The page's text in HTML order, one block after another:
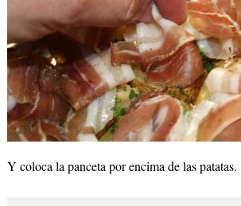
Y coloca la panceta por encima de las patatas.